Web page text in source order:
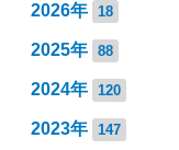
2026年 18
2025年 88
2024年 120
2023年 147